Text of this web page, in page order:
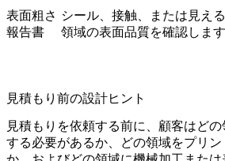
表面粗さ
報告書
シール、接触、または見える
領域の表面品質を確認します
見積もり前の設計ヒント
見積もりを依頼する前に、顧客はど
する必要があるか、どの領域をプリ